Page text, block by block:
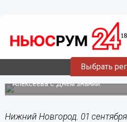
Выбрать
формирования
личности и
специалиста, - Олег
Глава администрации поздравил
профессорско-
Алексеева с Днем знаний.
Нижний Новгород. 01